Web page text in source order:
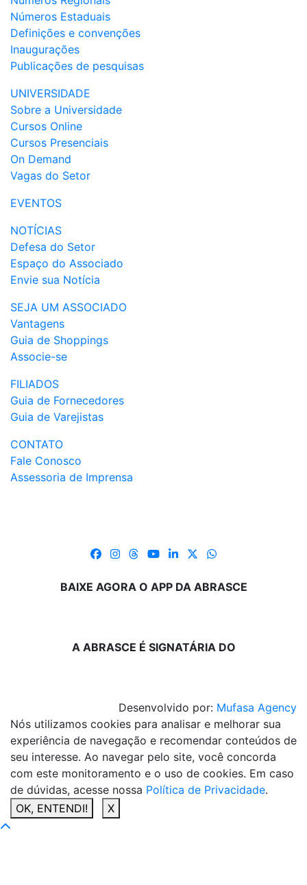
Números Estaduais
Definições e convenções
Inaugurações
Publicações de pesquisas
UNIVERSIDADE
Sobre a Universidade
Cursos Online
Cursos Presenciais
On Demand
Vagas do Setor
EVENTOS
NOTÍCIAS
Defesa do Setor
Espaço do Associado
Envie sua Notícia
SEJA UM ASSOCIADO
Vantagens
Guia de Shoppings
Associe-se
FILIADOS
Guia de Fornecedores
Guia de Varejistas
CONTATO
Fale Conosco
Assessoria de Imprensa
BAIXE AGORA O APP DA ABRASCE
A ABRASCE É SIGNATÁRIA DO
Desenvolvido por: Mufasa Agency
Nós utilizamos cookies para analisar e melhorar sua
experiência de navegação e recomendar conteúdos de
seu interesse. Ao navegar pelo site, você concorda
com este monitoramento e o uso de cookies. Em caso
de dúvidas, acesse nossa Política de Privacidade.
OK, ENTENDI!
X